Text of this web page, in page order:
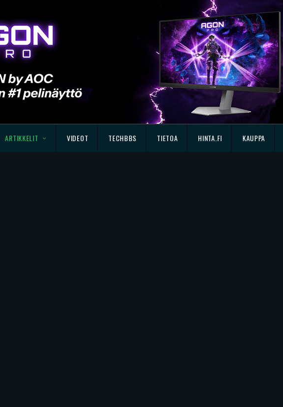
ARTIKKELIT VIDEOT TECHBBS TIETOA HINTA.FI KAUPPA